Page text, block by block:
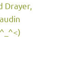
Drayer,